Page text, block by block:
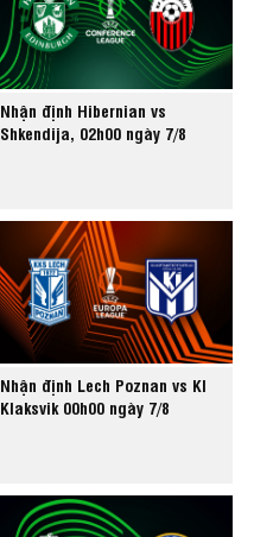
Nhận định Hibernian vs
Shkendija, 02h00 ngày 7/8
Nhận định Lech Poznan vs KI
Klaksvik 00h00 ngày 7/8